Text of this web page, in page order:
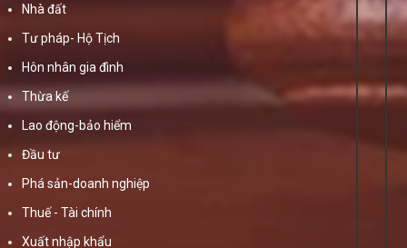
Nhà đất
Tư pháp- Hộ Tịch
Hôn nhân gia đình
Thừa kế
Lao động-bảo hiểm
Đầu tư
Phá sản-doanh nghiệp
Thuế - Tài chính
Xuất nhập khẩu